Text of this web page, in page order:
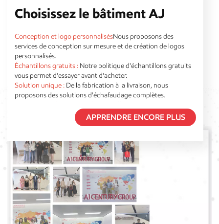
Choisissez le bâtiment AJ
Conception et logo personnalisésNous proposons des
services de conception sur mesure et de création de logos
personnalisés.
Échantillons gratuits : Notre politique d'échantillons gratuits
vous permet d'essayer avant d'acheter.
Solution unique : De la fabrication à la livraison, nous
proposons des solutions d'échafaudage complètes.
Livraison rapide :
Une production efficace permet une
livraison dans un délai très court d'environ 7 jours.
Un règne 24 heures sur 24, des préventes
Prix ​​compétitifs :
Nous fournissons des produits
d'échafaudage de haute qualité à prix d'usine.
APPRENDRE ENCORE PLUS